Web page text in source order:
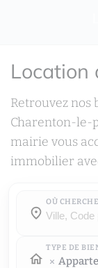
Location
Retrouvez nos
Charenton-le-
mairie vous
immobilier
OÙ
Où
Où
TYPE DE